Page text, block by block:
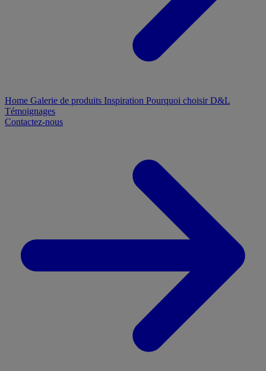
Home Galerie de produits Inspiration Pourquoi choisir D&L
Témoignages
Contactez-nous